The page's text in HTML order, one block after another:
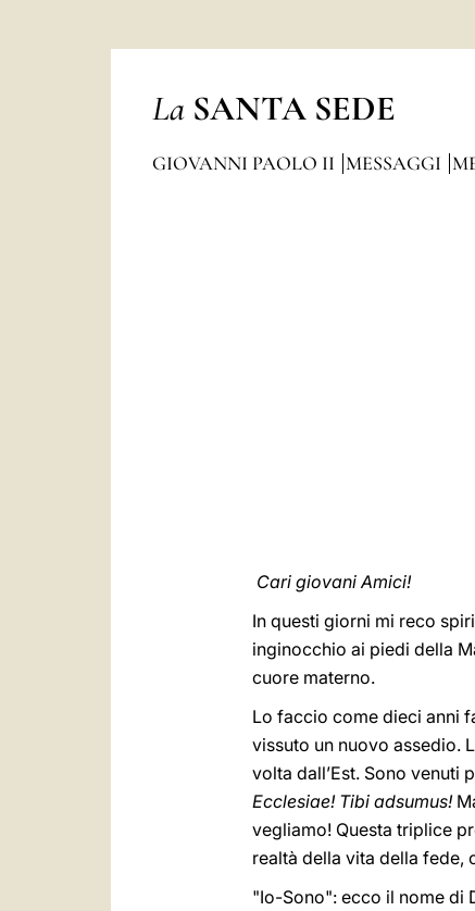
La SANTA SEDE
GIOVANNI PAOLO II MESSAGGI
Cari giovani Amici!
In questi giorni mi reco
inginocchio ai piedi della
cuore materno.
Lo faccio come dieci anni
vissuto un nuovo assedio.
volta dall’Est. Sono venuti
Ecclesiae! Tibi adsumus!
vegliamo! Questa triplice
realtà della vita della fede,
"Io-Sono": ecco il nome di